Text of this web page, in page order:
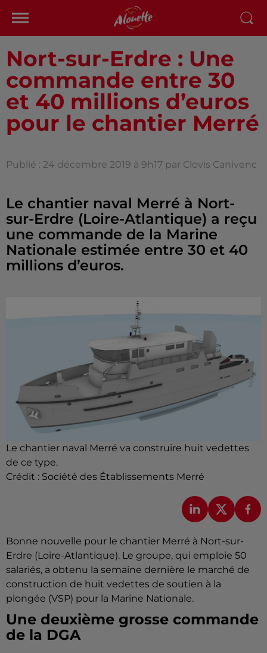
Nort-sur-Erdre : Une
commande entre 30
et 40 millions d’euros
pour le chantier Merré
Publié : 24 décembre 2019 à 9h17 par Clovis Canivenc
Le chantier naval Merré à Nort-
sur-Erdre (Loire-Atlantique) a reçu
une commande de la Marine
Nationale estimée entre 30 et 40
millions d’euros.
Le chantier naval Merré va construire huit vedettes
de ce type.
Crédit : Société des Établissements Merré
Bonne nouvelle pour le chantier Merré à Nort-sur-
Erdre (Loire-Atlantique). Le groupe, qui emploie 50
salariés, a obtenu la semaine dernière le marché de
construction de huit vedettes de soutien à la
plongée (VSP) pour la Marine Nationale.
Une deuxième grosse commande
de la DGA